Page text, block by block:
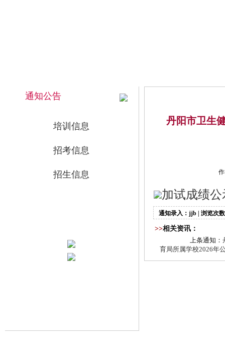
通知公告
培训信息
招考信息
招生信息
丹阳市卫生
加试成绩公
通知录入：jjb | 浏览次
>>相关资讯：
上条通知：
育局所属学校2026年